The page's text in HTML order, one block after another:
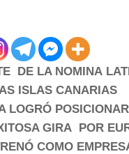
DE LA NOMINA
ISLAS CANARIAS
LOGRÓ
GIRA POR
COMO